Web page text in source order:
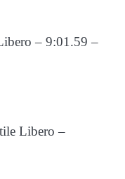
– 9:01.59 –
Libero –